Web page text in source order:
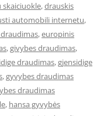
,drauskis
automobili internetu,
,europinis
,givybes draudimas,
draudimas,gjensidige
,gyvybes draudimas
draudimas
, hansa gyvybės